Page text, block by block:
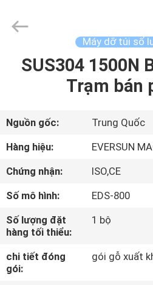
NHÀ
SẢN
PHẨM
DẪN
VR
VỀ
Machinery
(Henan)
Reserved.
Máy dỡ túi số
SUS304 1500N
Trạm bán
Nguồn gốc:
Trung Quốc
Hàng hiệu:
EVERSUN
Chứng nhận:
ISO,CE
Số mô hình:
EDS-800
Số lượng đặt
hàng tối thiểu:
1 bộ
chi tiết đóng
gói:
gói gỗ xuất